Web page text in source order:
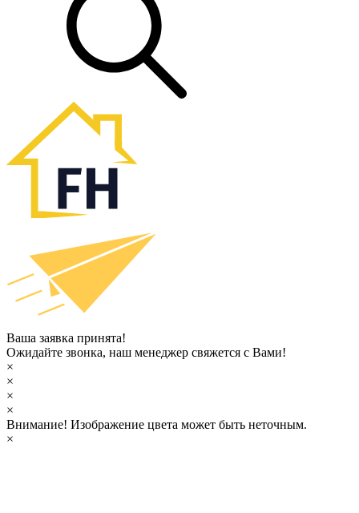
Ваша заявка принята!
Ожидайте звонка, наш менеджер свяжется с Вами!
×
×
×
×
Внимание! Изображение цвета может быть неточным.
×